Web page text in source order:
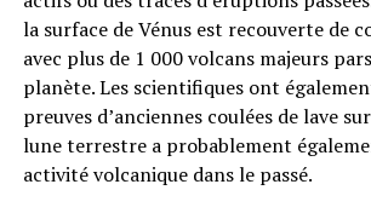
la surface de Vénus est recouverte de
avec plus de 1 000 volcans majeurs
planète. Les scientifiques ont
preuves d’anciennes coulées de lave
lune terrestre a probablement
activité volcanique dans le passé.